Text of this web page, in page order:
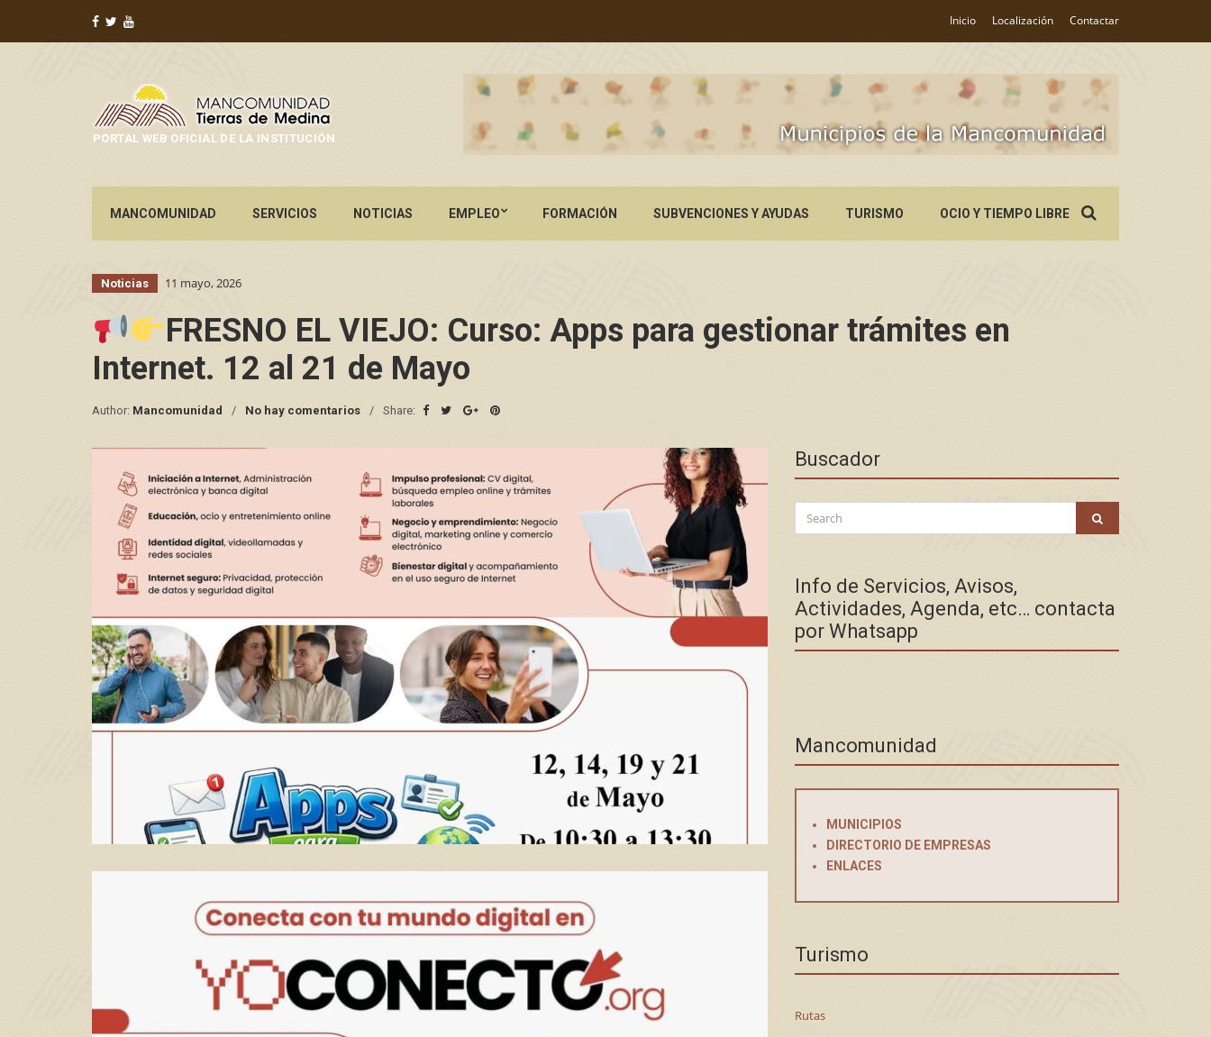
Inicio Localización Contactar
PORTAL WEB OFICIAL DE LA INSTITUCIÓN
MANCOMUNIDAD SERVICIOS NOTICIAS EMPLEO FORMACIÓN SUBVENCIONES Y AYUDAS TURISMO OCIO Y TIEMPO LIBREfor:
Noticias 11 mayo, 2026
FRESNO EL VIEJO: Curso: Apps para gestionar trámites en
Internet. 12 al 21 de Mayo
Author: Mancomunidad No hay comentarios Share:
Buscador
Search
for:
Info de Servicios, Avisos,
Actividades, Agenda, etc… contacta
por Whatsapp
Mancomunidad
MUNICIPIOS
DIRECTORIO DE EMPRESAS
ENLACES
Turismo
Rutas